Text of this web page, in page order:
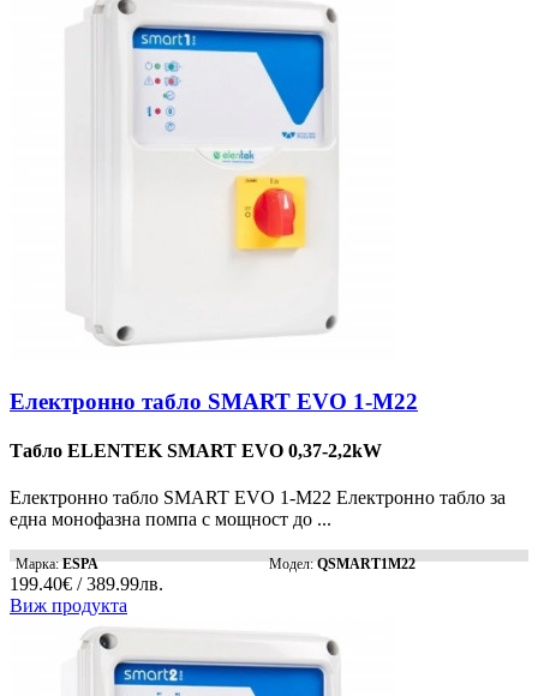
Електронно табло SMART EVO 1-M22
Табло ELENTEK SMART EVO 0,37-2,2kW
Електронно табло SMART EVO 1-M22 Електронно табло за
една монофазна помпа с мощност до ...
Марка:ESPA Модел:QSMART1M22
199.40€ / 389.99лв.
Виж продукта